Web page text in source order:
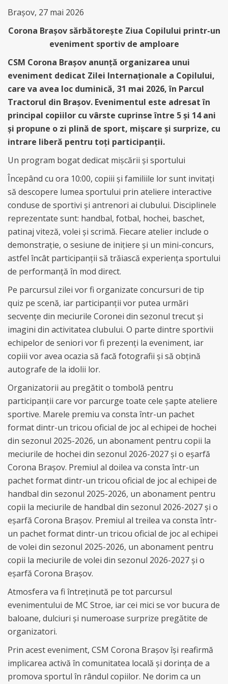
Brașov, 27 mai 2026
Corona Brașov sărbătorește Ziua Copilului printr-un
eveniment sportiv de amploare
CSM Corona Brașov anunță organizarea unui
eveniment dedicat Zilei Internaționale a Copilului,
care va avea loc duminică, 31 mai 2026, în Parcul
Tractorul din Brașov. Evenimentul este adresat în
principal copiilor cu vârste cuprinse între 5 și 14 ani
și propune o zi plină de sport, mișcare și surprize, cu
intrare liberă pentru toți participanții.
Un program bogat dedicat mișcării și sportului
Începând cu ora 10:00, copiii și familiile lor sunt invitați
să descopere lumea sportului prin ateliere interactive
conduse de sportivi și antrenori ai clubului. Disciplinele
reprezentate sunt: handbal, fotbal, hochei, baschet,
patinaj viteză, volei și scrimă. Fiecare atelier include o
demonstrație, o sesiune de inițiere și un mini-concurs,
astfel încât participanții să trăiască experiența sportului
de performanță în mod direct.
Pe parcursul zilei vor fi organizate concursuri de tip
quiz pe scenă, iar participanții vor putea urmări
secvențe din meciurile Coronei din sezonul trecut și
imagini din activitatea clubului. O parte dintre sportivii
echipelor de seniori vor fi prezenți la eveniment, iar
copiii vor avea ocazia să facă fotografii și să obțină
autografe de la idolii lor.
Organizatorii au pregătit o tombolă pentru
participanții care vor parcurge toate cele șapte ateliere
sportive. Marele premiu va consta într-un pachet
format dintr-un tricou oficial de joc al echipei de hochei
din sezonul 2025-2026, un abonament pentru copii la
meciurile de hochei din sezonul 2026-2027 și o eșarfă
Corona Brașov. Premiul al doilea va consta într-un
pachet format dintr-un tricou oficial de joc al echipei de
handbal din sezonul 2025-2026, un abonament pentru
copii la meciurile de handbal din sezonul 2026-2027 și o
eșarfă Corona Brașov. Premiul al treilea va consta într-
un pachet format dintr-un tricou oficial de joc al echipei
de volei din sezonul 2025-2026, un abonament pentru
copii la meciurile de volei din sezonul 2026-2027 și o
eșarfă Corona Brașov.
Atmosfera va fi întreținută pe tot parcursul
evenimentului de MC Stroe, iar cei mici se vor bucura de
baloane, dulciuri și numeroase surprize pregătite de
organizatori.
Prin acest eveniment, CSM Corona Brașov își reafirmă
implicarea activă în comunitatea locală și dorința de a
promova sportul în rândul copiilor. Ne dorim ca un